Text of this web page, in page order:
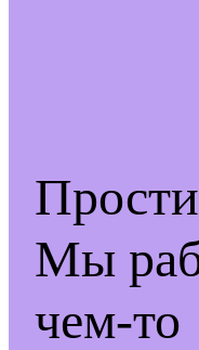
Мы
чем-то